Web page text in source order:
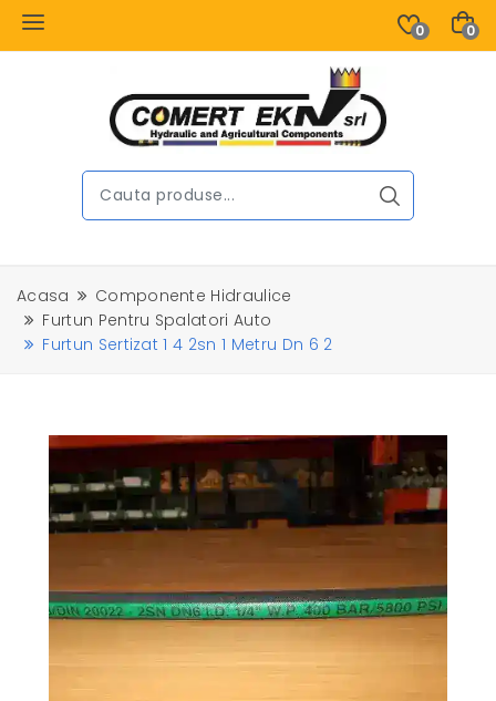
0 0
Acasa
Componente Hidraulice
Furtun Pentru Spalatori Auto
Furtun Sertizat 1 4 2sn 1 Metru Dn 6 2